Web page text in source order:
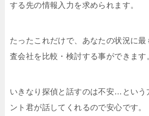
する先の情報入力を求められます。
たったこれだけで、あなたの状況に最
査会社を比較・検討する事ができます
いきなり探偵と話すのは不安…という
ント君が話してくれるので安心です。